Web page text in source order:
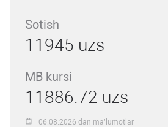
Sotish
11945 uzs
MB kursi
11886.72 uzs
06.08.2026 dan ma’lumotlar